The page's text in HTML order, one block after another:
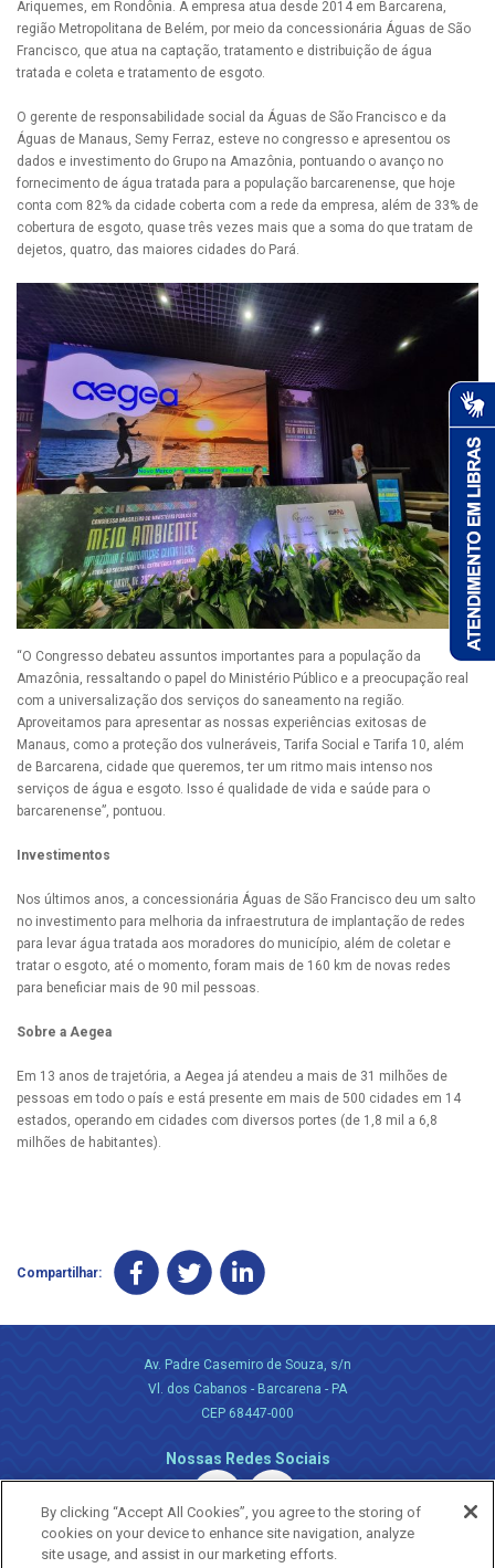
Ariquemes, em Rondônia. A empresa atua desde 2014 em Barcarena,
região Metropolitana de Belém, por meio da concessionária Águas de São
Francisco, que atua na captação, tratamento e distribuição de água
tratada e coleta e tratamento de esgoto.
O gerente de responsabilidade social da Águas de São Francisco e da
Águas de Manaus, Semy Ferraz, esteve no congresso e apresentou os
dados e investimento do Grupo na Amazônia, pontuando o avanço no
fornecimento de água tratada para a população barcarenense, que hoje
conta com 82% da cidade coberta com a rede da empresa, além de 33% de
cobertura de esgoto, quase três vezes mais que a soma do que tratam de
dejetos, quatro, das maiores cidades do Pará.
“O Congresso debateu assuntos importantes para a população da
Amazônia, ressaltando o papel do Ministério Público e a preocupação real
com a universalização dos serviços do saneamento na região.
Aproveitamos para apresentar as nossas experiências exitosas de
Manaus, como a proteção dos vulneráveis, Tarifa Social e Tarifa 10, além
de Barcarena, cidade que queremos, ter um ritmo mais intenso nos
serviços de água e esgoto. Isso é qualidade de vida e saúde para o
barcarenense”, pontuou.
Investimentos
Nos últimos anos, a concessionária Águas de São Francisco deu um salto
no investimento para melhoria da infraestrutura de implantação de redes
para levar água tratada aos moradores do município, além de coletar e
tratar o esgoto, até o momento, foram mais de 160 km de novas redes
para beneficiar mais de 90 mil pessoas.
Sobre a Aegea
Em 13 anos de trajetória, a Aegea já atendeu a mais de 31 milhões de
pessoas em todo o país e está presente em mais de 500 cidades em 14
estados, operando em cidades com diversos portes (de 1,8 mil a 6,8
milhões de habitantes).
Compartilhar:
Av. Padre Casemiro de Souza, s/n
Vl. dos Cabanos - Barcarena - PA
CEP 68447-000
Nossas Redes Sociais
By clicking “Accept All Cookies”, you agree to the storing of
cookies on your device to enhance site navigation, analyze
site usage, and assist in our marketing efforts.